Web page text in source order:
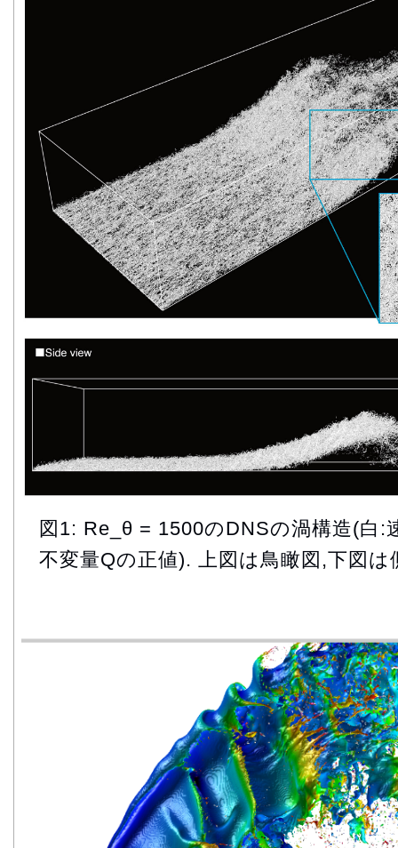
図1: Re_θ = 1500のDNSの渦構造(白:
不変量Qの正値). 上図は鳥瞰図,下図は